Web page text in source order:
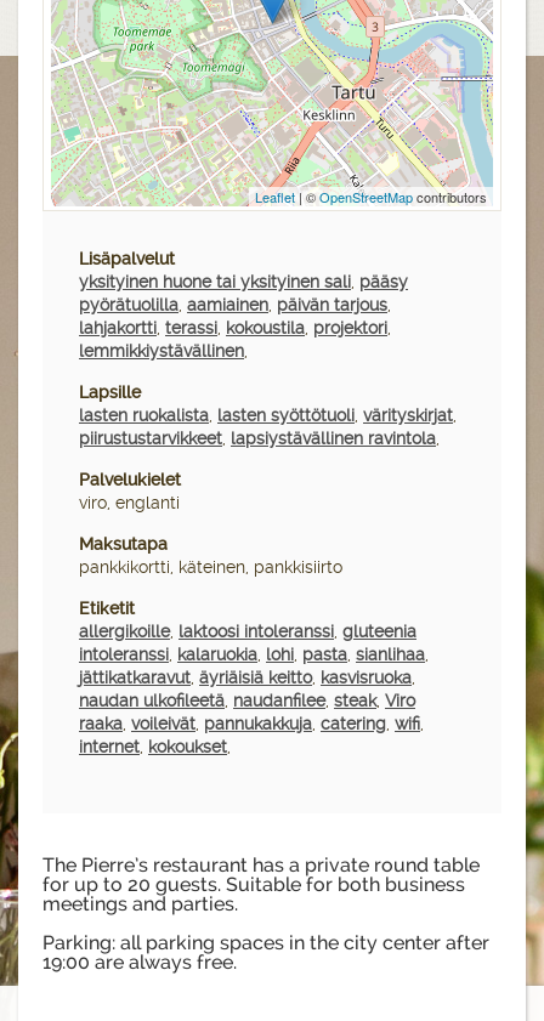
Leaflet | ©OpenStreetMapcontributors
Lisäpalvelut
yksityinen huone tai yksityinen sali, pääsy
pyörätuolilla, aamiainen, päivän tarjous,
lahjakortti, terassi, kokoustila, projektori,
lemmikkiystävällinen,
Lapsille
lasten ruokalista, lasten syöttötuoli, värityskirjat,
piirustustarvikkeet, lapsiystävällinen ravintola,
Palvelukielet
viro, englanti
Maksutapa
pankkikortti, käteinen, pankkisiirto
Etiketit
allergikoille, laktoosi intoleranssi, gluteenia
intoleranssi, kalaruokia, lohi, pasta, sianlihaa,
jättikatkaravut, äyriäisiä keitto, kasvisruoka,
naudan ulkofileetä, naudanfilee, steak, Viro
raaka, voileivät, pannukakkuja, catering, wifi,
internet, kokoukset,
The Pierre’s restaurant has a private round table
for up to 20 guests. Suitable for both business
meetings and parties.
Parking: all parking spaces in the city center after
19:00 are always free.